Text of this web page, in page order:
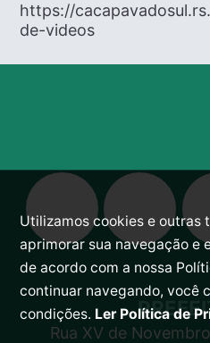
https://
de-videos
Rua XV de
Utilizamos cookies e outras
aprimorar sua navegação e
de acordo com a nossa
continuar navegando, você
condições. Ler Política de